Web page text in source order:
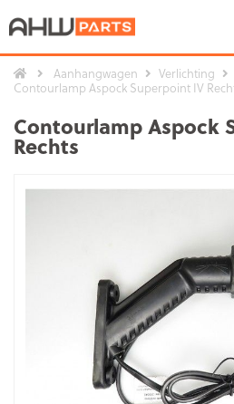
Aanhangwagen Verlichting
Contourlamp Aspock Superpoint IV
Contourlamp Aspock
Rechts